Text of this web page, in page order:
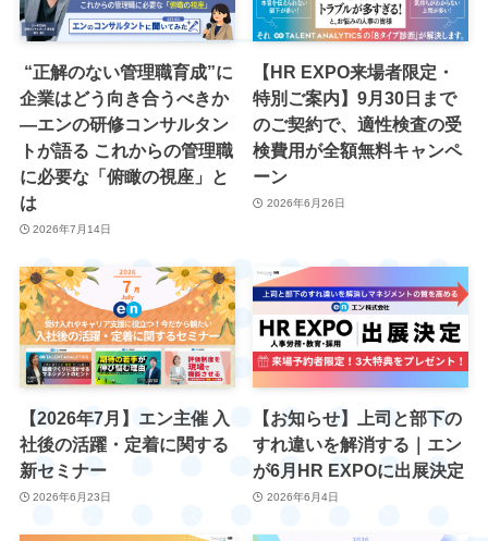
“正解のない管理職育成”に
企業はどう向き合うべきか
―エンの研修コンサルタン
トが語る これからの管理職
に必要な「俯瞰の視座」と
は
2026年7月14日
【HR EXPO来場者限定・
特別ご案内】9月30日まで
のご契約で、適性検査の受
検費用が全額無料キャンペ
ーン
2026年6月26日
【2026年7月】エン主催 入
社後の活躍・定着に関する
新セミナー
2026年6月23日
【お知らせ】上司と部下の
すれ違いを解消する｜エン
が6月HR EXPOに出展決定
2026年6月4日